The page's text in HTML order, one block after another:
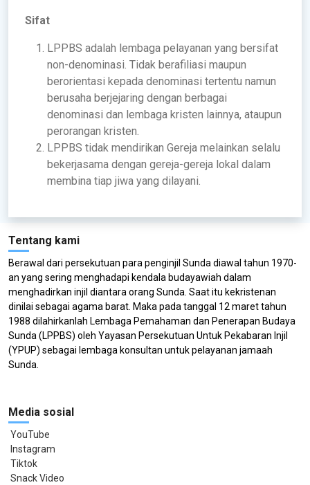
Sifat
LPPBS adalah lembaga pelayanan yang bersifat
non-denominasi. Tidak berafiliasi maupun
berorientasi kepada denominasi tertentu namun
berusaha berjejaring dengan berbagai
denominasi dan lembaga kristen lainnya, ataupun
perorangan kristen.
LPPBS tidak mendirikan Gereja melainkan selalu
bekerjasama dengan gereja-gereja lokal dalam
membina tiap jiwa yang dilayani.
Tentang kami
Berawal dari persekutuan para penginjil Sunda diawal tahun 1970-
an yang sering menghadapi kendala budayawiah dalam
menghadirkan injil diantara orang Sunda. Saat itu kekristenan
dinilai sebagai agama barat. Maka pada tanggal 12 maret tahun
1988 dilahirkanlah Lembaga Pemahaman dan Penerapan Budaya
Sunda (LPPBS) oleh Yayasan Persekutuan Untuk Pekabaran Injil
(YPUP) sebagai lembaga konsultan untuk pelayanan jamaah
Sunda.
Media sosial
YouTube
Instagram
Tiktok
Snack Video